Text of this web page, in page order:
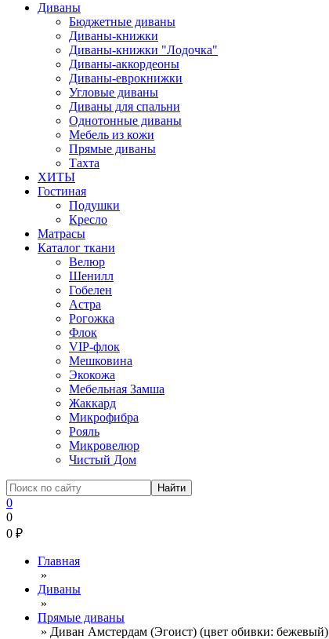
Диваны
Бюджетные диваны
Диваны-книжки
Диваны-книжки "Лодочка"
Диваны-аккордеоны
Диваны-еврокнижки
Угловые диваны
Диваны для спальни
Однотонные диваны
Мебель из кожи
Прямые диваны
Тахта
ХИТЫ
Гостиная
Подушки
Кресло
Матрасы
Каталог ткани
Велюр
Шенилл
Гобелен
Астра
Рогожка
Флок
VIP-флок
Мешковина
Экокожа
Мебельная Замша
Жаккард
Микрофибра
Рояль
Микровелюр
Чистый Дом
0
0
0 ₽
Главная
»
Диваны
»
Прямые диваны
» Диван Амстердам (Эгоист) (цвет обивки: бежевый)